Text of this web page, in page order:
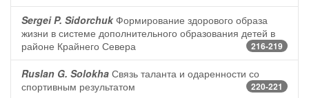
Sergei P. Sidorchuk Формирование здорового образа
жизни в системе дополнительного образования детей в
районе Крайнего Севера
216-219
Ruslan G. Solokha Связь таланта и одаренности со
спортивным результатом
220-221